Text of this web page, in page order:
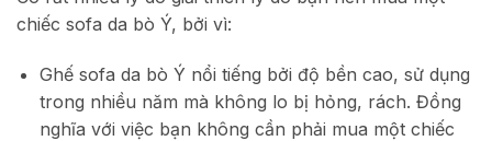
chiếc sofa da bò Ý, bởi vì:
Ghế sofa da bò Ý nổi tiếng bởi độ bền cao, sử dụng
trong nhiều năm mà không lo bị hỏng, rách. Đồng
nghĩa với việc bạn không cần phải mua một chiếc